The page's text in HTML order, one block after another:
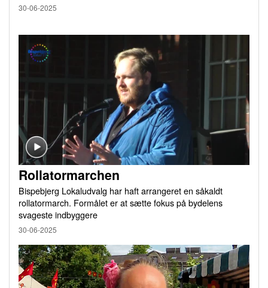
30-06-2025
Rollatormarchen
Bispebjerg Lokaludvalg har haft arrangeret en såkaldt
rollatormarch. Formålet er at sætte fokus på bydelens
svageste indbyggere
30-06-2025